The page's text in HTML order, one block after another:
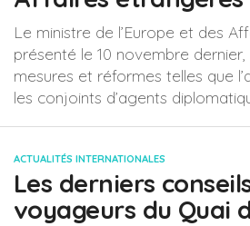
Le ministre de l’Europe et des
présenté le 10 novembre
mesures et réformes telles que
les conjoints d’agents
ACTUALITÉS INTERNATIONALES
Les derniers
voyageurs du Quai